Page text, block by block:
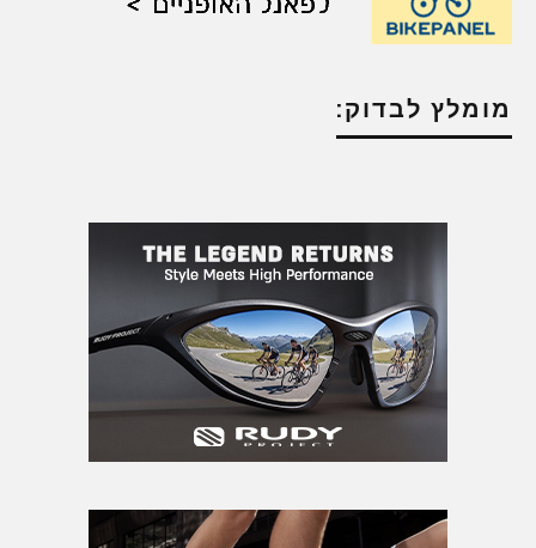
מומלץ לבדוק: